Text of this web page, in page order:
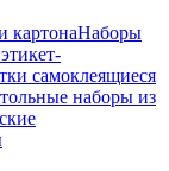
картонаНаборы
самоклеящиеся
наборы из